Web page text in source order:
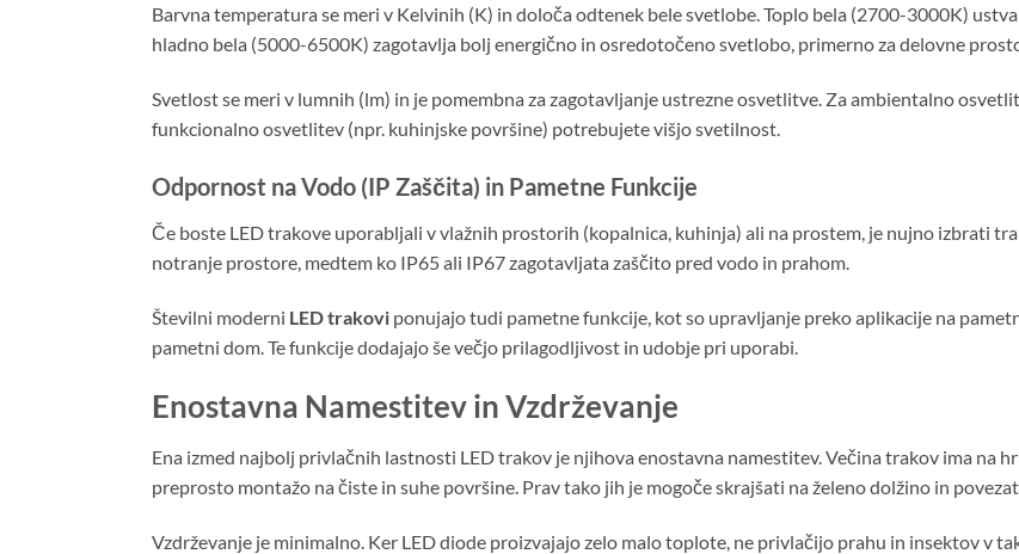
Barvna temperatura se meri v Kelvinih (K) in določa odtenek bele svetlobe. Toplo bela (2700-3000K)
hladno bela (5000-6500K) zagotavlja bolj energično in osredotočeno svetlobo, primerno za delovne
Svetlost se meri v lumnih (lm) in je pomembna za zagotavljanje ustrezne osvetlitve. Za ambientalno
funkcionalno osvetlitev (npr. kuhinjske površine) potrebujete višjo svetilnost.
Odpornost na Vodo (IP Zaščita) in Pametne Funkcije
Če boste LED trakove uporabljali v vlažnih prostorih (kopalnica, kuhinja) ali na prostem, je nujno izbrati
notranje prostore, medtem ko IP65 ali IP67 zagotavljata zaščito pred vodo in prahom.
Številni moderni LED trakovi ponujajo tudi pametne funkcije, kot so upravljanje preko aplikacije na
pametni dom. Te funkcije dodajajo še večjo prilagodljivost in udobje pri uporabi.
Enostavna Namestitev in Vzdrževanje
Ena izmed najbolj privlačnih lastnosti LED trakov je njihova enostavna namestitev. Večina trakov ima na
preprosto montažo na čiste in suhe površine. Prav tako jih je mogoče skrajšati na želeno dolžino in
Vzdrževanje je minimalno. Ker LED diode proizvajajo zelo malo toplote, ne privlačijo prahu in insektov v